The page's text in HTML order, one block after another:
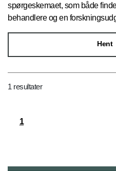
spørgeskemaet, som både
behandlere og en
Hent
1 resultater
1